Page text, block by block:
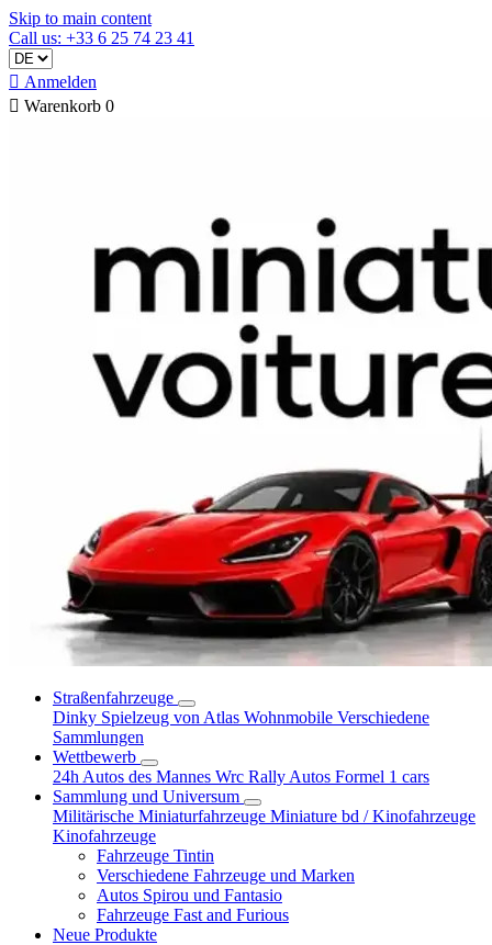
Skip to main content
Call us: +33 6 25 74 23 41
 Anmelden
 Warenkorb 0
Straßenfahrzeuge
Dinky Spielzeug von Atlas Wohnmobile Verschiedene
Sammlungen
Wettbewerb
24h Autos des Mannes Wrc Rally Autos Formel 1 cars
Sammlung und Universum
Militärische Miniaturfahrzeuge Miniature bd / Kinofahrzeuge
Kinofahrzeuge
Fahrzeuge Tintin
Verschiedene Fahrzeuge und Marken
Autos Spirou und Fantasio
Fahrzeuge Fast and Furious
Neue Produkte